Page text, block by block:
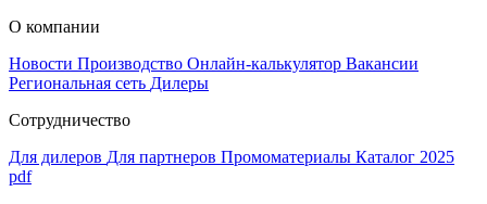
О компании
Новости Производство Онлайн-калькулятор Вакансии
Региональная сеть Дилеры
Сотрудничество
Для дилеров Для партнеров Промоматериалы Каталог 2025
pdf